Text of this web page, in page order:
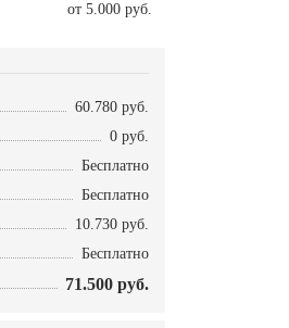
от 5.000 руб.
60.780 руб.
0 руб.
Бесплатно
Бесплатно
10.730 руб.
Бесплатно
71.500 руб.